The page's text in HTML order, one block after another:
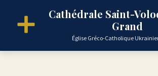
Cathédrale Saint-
Grand
Église Gréco-Catholique